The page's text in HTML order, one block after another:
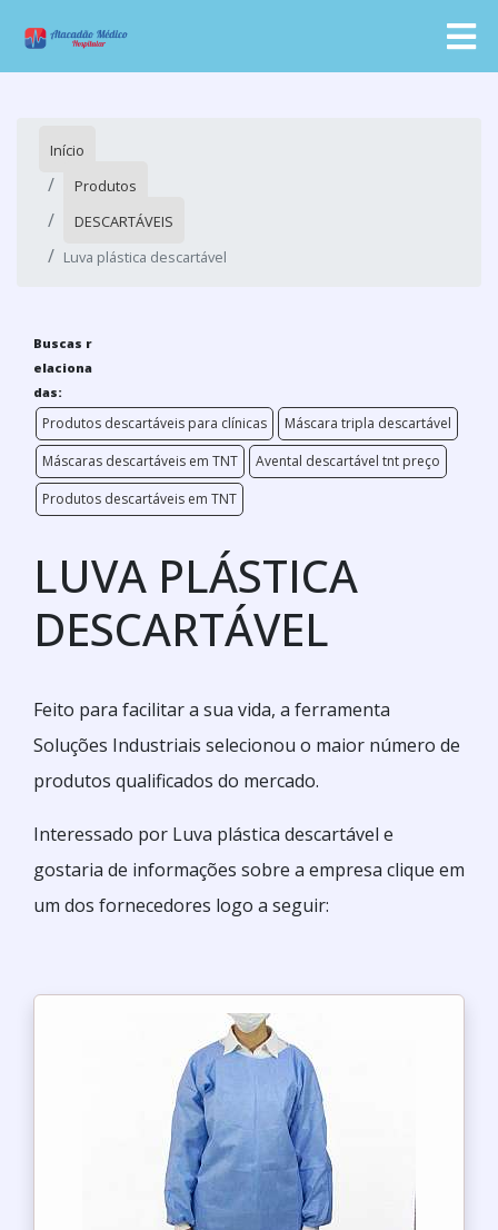
Início
Produtos
DESCARTÁVEIS
Luva plástica descartável
Buscas r
elaciona
das:
Produtos descartáveis para clínicas
Máscara tripla descartável
Máscaras descartáveis em TNT
Avental descartável tnt preço
Produtos descartáveis em TNT
LUVA PLÁSTICA
DESCARTÁVEL
Feito para facilitar a sua vida, a ferramenta
Soluções Industriais selecionou o maior número de
produtos qualificados do mercado.
Interessado por Luva plástica descartável e
gostaria de informações sobre a empresa clique em
um dos fornecedores logo a seguir: